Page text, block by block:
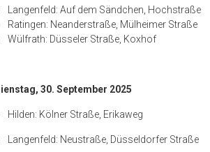
Langenfeld: Auf dem Sändchen, Hochstraße
Ratingen: Neanderstraße, Mülheimer Straße
Wülfrath: Düsseler Straße, Koxhof
30. September 2025
Hilden: Kölner Straße, Erikaweg
Langenfeld: Neustraße, Düsseldorfer Straße